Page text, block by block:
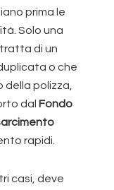
prima le
Solo una
di un
o che
polizza,
dal Fondo
rapidi.
casi, deve